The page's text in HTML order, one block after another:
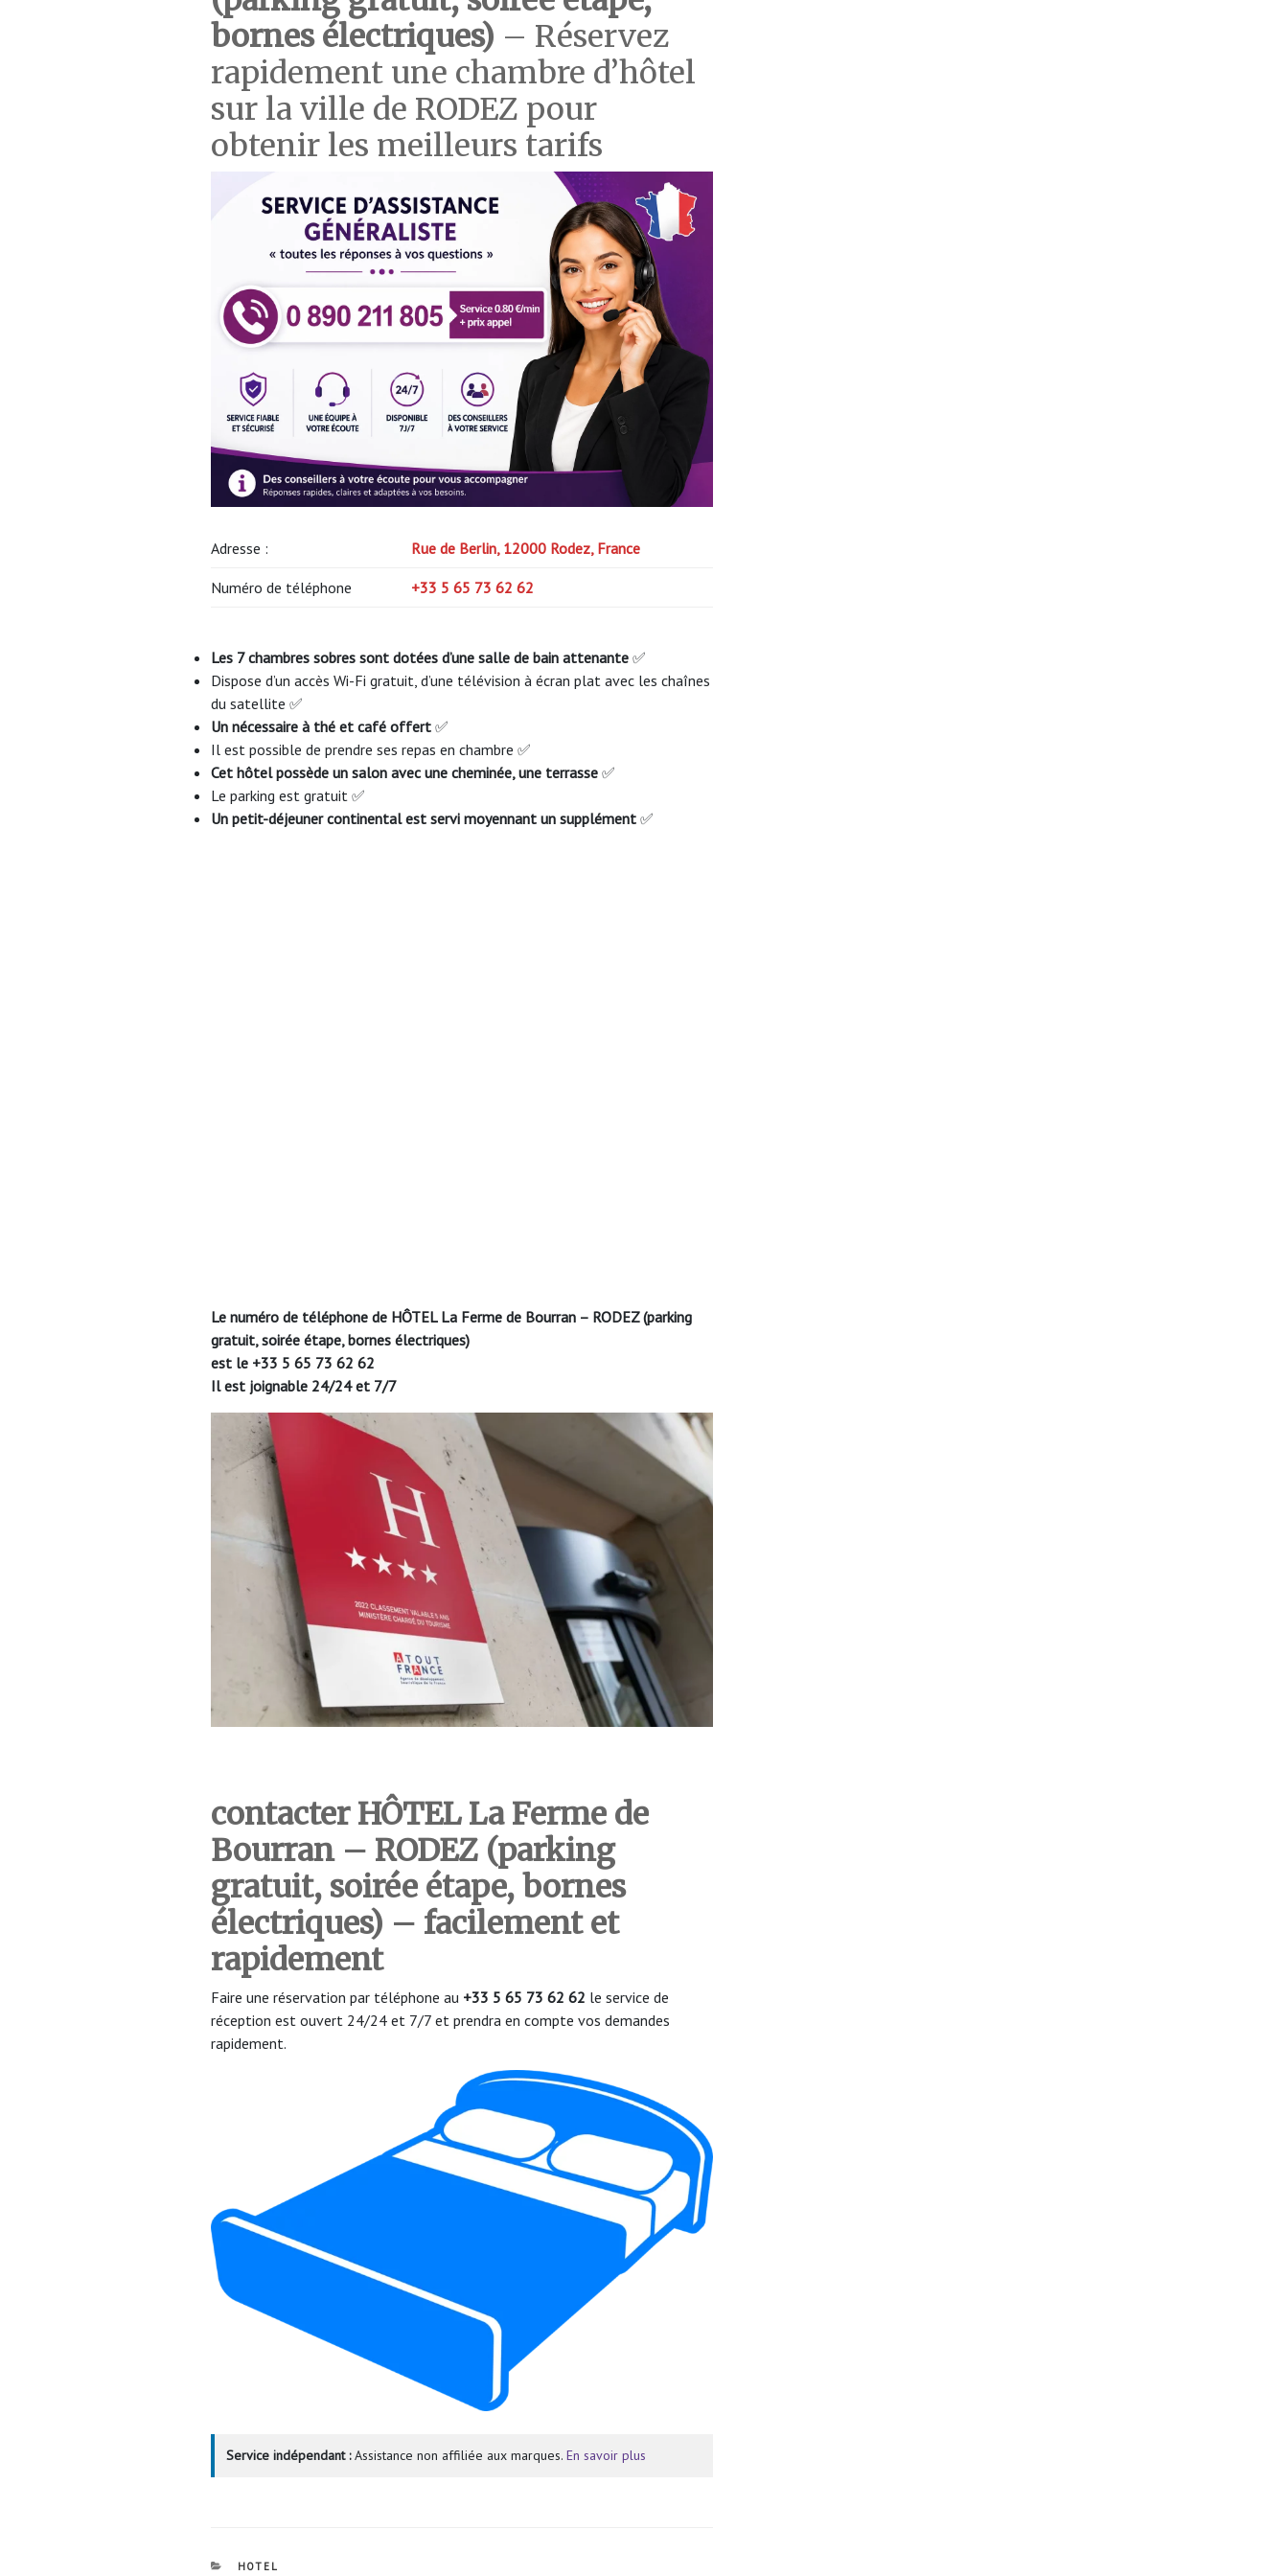
bornes électriques) – Réservez
rapidement une chambre d’hôtel
sur la ville de RODEZ pour
obtenir les meilleurs tarifs
Adresse : Rue de Berlin, 12000 Rodez, France
Numéro de téléphone +33 5 65 73 62 62
Les 7 chambres sobres sont dotées d’une salle de bain attenante ✅
Dispose d’un accès Wi-Fi gratuit, d’une télévision à écran plat avec les chaînes
du satellite ✅
Un nécessaire à thé et café offert ✅
Il est possible de prendre ses repas en chambre ✅
Cet hôtel possède un salon avec une cheminée, une terrasse ✅
Le parking est gratuit ✅
Un petit-déjeuner continental est servi moyennant un supplément ✅
Le numéro de téléphone de HÔTEL La Ferme de Bourran – RODEZ (parking
gratuit, soirée étape, bornes électriques)
est le +33 5 65 73 62 62
Il est joignable 24/24 et 7/7
contacter HÔTEL La Ferme de
Bourran – RODEZ (parking
gratuit, soirée étape, bornes
électriques) – facilement et
rapidement
Faire une réservation par téléphone au +33 5 65 73 62 62 le service de
réception est ouvert 24/24 et 7/7 et prendra en compte vos demandes
rapidement.
Service indépendant :Assistance non affiliée aux marques. En savoir plus
CATÉGORIES
HOTEL